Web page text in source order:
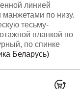
линией
по низу.
тесьму-
планкой по
по спинке
карманы в
посадкой,
Беларусь)